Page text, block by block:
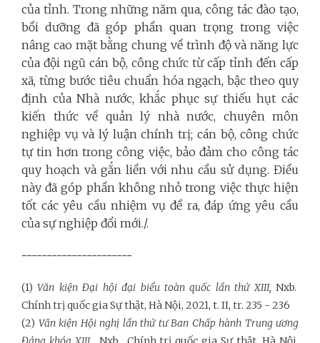
của tỉnh. Trong những năm qua, công tác đào tạo,
bồi dưỡng đã góp phần quan trọng trong việc
nâng cao mặt bằng chung về trình độ và năng lực
của đội ngũ cán bộ, công chức từ cấp tỉnh đến cấp
xã, từng bước tiêu chuẩn hóa ngạch, bậc theo quy
định của Nhà nước, khắc phục sự thiếu hụt các
kiến thức về quản lý nhà nước, chuyên môn
nghiệp vụ và lý luận chính trị; cán bộ, công chức
tự tin hơn trong công việc, bảo đảm cho công tác
quy hoạch và gắn liền với nhu cầu sử dụng. Điều
này đã góp phần không nhỏ trong việc thực hiện
tốt các yêu cầu nhiệm vụ đề ra, đáp ứng yêu cầu
của sự nghiệp đổi mới./.
----------------------
(1) Văn kiện Đại hội đại biểu toàn quốc lần thứ XIII, Nxb.
Chính trị quốc gia Sự thật, Hà Nội, 2021, t. II, tr. 235 - 236
(2) Văn kiện Hội nghị lần thứ tư Ban Chấp hành Trung ương